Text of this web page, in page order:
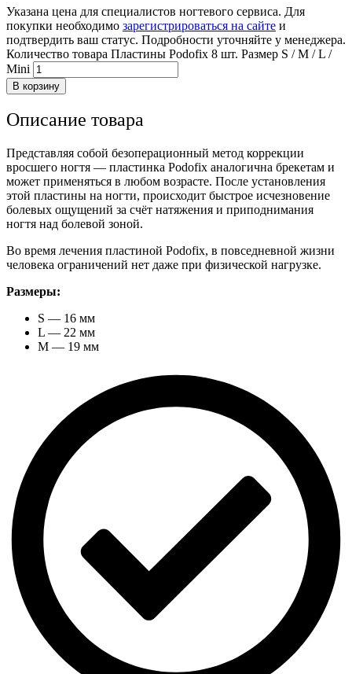
Указана цена для специалистов ногтевого сервиса. Для
покупки необходимо зарегистрироваться на сайте и
подтвердить ваш статус. Подробности уточняйте у менеджера.
Количество товара Пластины Podofix 8 шт. Размер S / M / L /
Mini
В корзину
Описание товара
Представляя собой безоперационный метод коррекции
вросшего ногтя — пластинка Podofix аналогична брекетам и
может применяться в любом возрасте. После установления
этой пластины на ногти, происходит быстрое исчезновение
болевых ощущений за счёт натяжения и приподнимания
ногтя над болевой зоной.
Во время лечения пластиной Podofix, в повседневной жизни
человека ограничений нет даже при физической нагрузке.
Размеры:
S — 16 мм
L — 22 мм
M — 19 мм